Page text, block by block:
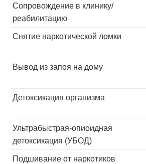
Сопровождение в клинику/
реабилитацию
Снятие наркотической ломки
Вывод из запоя на дому
Детоксикация организма
Ультрабыстрая-опиоидная
детоксикация (УБОД)
Подшивание от наркотиков